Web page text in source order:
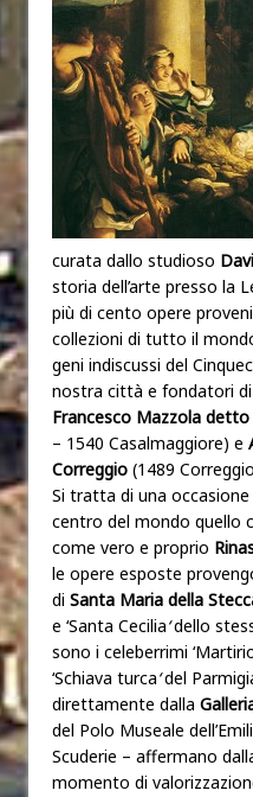
curata dallo studioso
storia dell’arte presso la
più di cento opere
collezioni di tutto il
geni indiscussi del
nostra città e fondatori di
Francesco Mazzola
– 1540 Casalmaggiore) e
Correggio (1489
Si tratta di una
centro del mondo quello
come vero e proprio
le opere esposte
di Santa Maria della
e ‘Santa Ceciliadello
sono i celeberrimi
‘Schiava turcadel
direttamente dalla
del Polo Museale
Scuderie – affermano
momento di